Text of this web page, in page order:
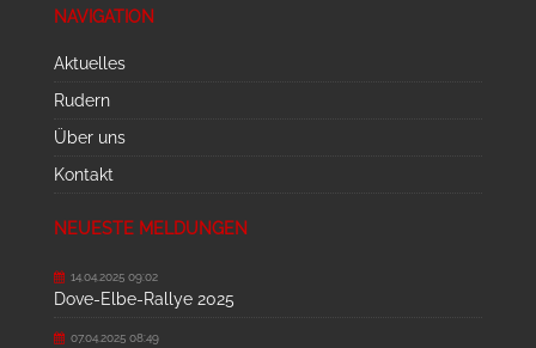
NAVIGATION
Aktuelles
Rudern
Über uns
Kontakt
NEUESTE MELDUNGEN
14.04.2025 09:02
Dove-Elbe-Rallye 2025
07.04.2025 08:49